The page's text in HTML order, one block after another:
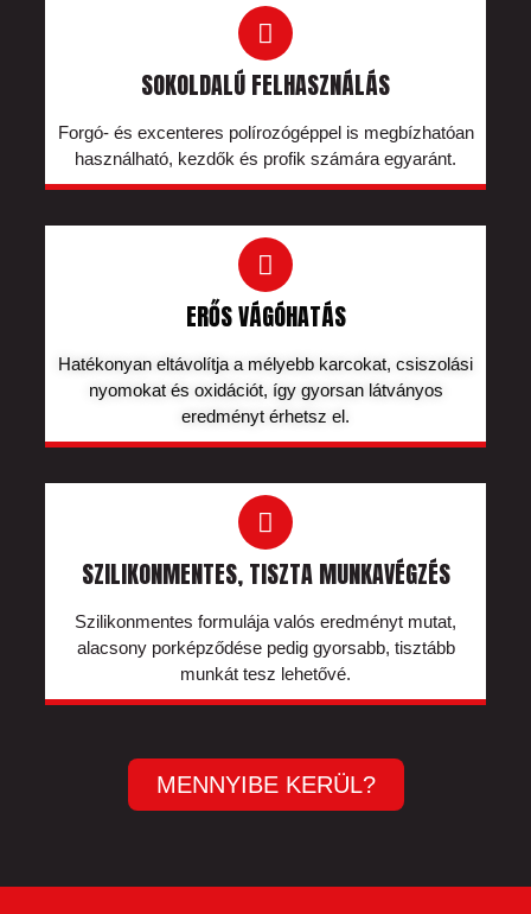
SOKOLDALÚ FELHASZNÁLÁS
Forgó- és excenteres polírozógéppel is megbízhatóan
használható, kezdők és profik számára egyaránt.
ERŐS VÁGÓHATÁS
Hatékonyan eltávolítja a mélyebb karcokat, csiszolási
nyomokat és oxidációt, így gyorsan látványos
eredményt érhetsz el.
SZILIKONMENTES, TISZTA MUNKAVÉGZÉS
Szilikonmentes formulája valós eredményt mutat,
alacsony porképződése pedig gyorsabb, tisztább
munkát tesz lehetővé.
MENNYIBE KERÜL?